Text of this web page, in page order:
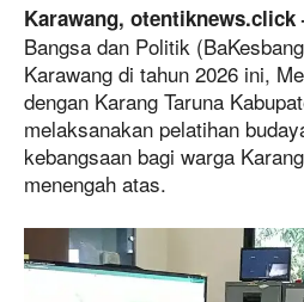
Karawang, otentiknews.click
Bangsa dan Politik
Karawang di tahun 2026 ini,
dengan Karang Taruna
melaksanakan pelatihan
kebangsaan bagi warga
menengah atas.